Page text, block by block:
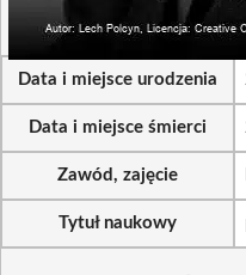
Data i miejsce urodzenia
Data i miejsce śmierci
Zawód, zajęcie
Tytuł naukowy